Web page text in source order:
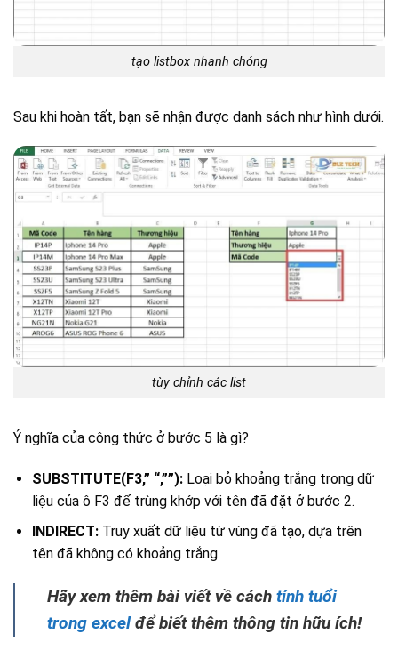
tạo listbox nhanh chóng
Sau khi hoàn tất, bạn sẽ nhận được danh sách như hình dưới.
tùy chỉnh các list
Ý nghĩa của công thức ở bước 5 là gì?
SUBSTITUTE(F3,” “,””):Loại bỏ khoảng trắng trong dữ
liệu của ô F3 để trùng khớp với tên đã đặt ở bước 2.
INDIRECT:Truy xuất dữ liệu từ vùng đã tạo, dựa trên
tên đã không có khoảng trắng.
Hãy xem thêm bài viết về cách tính tuổi
trong excelđể biết thêm thông tin hữu ích!